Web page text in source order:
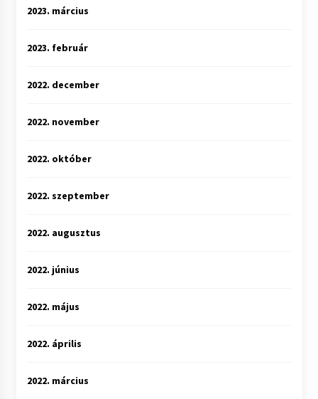
2023. március
2023. február
2022. december
2022. november
2022. október
2022. szeptember
2022. augusztus
2022. június
2022. május
2022. április
2022. március